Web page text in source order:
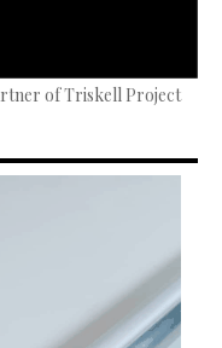
of Triskell Project